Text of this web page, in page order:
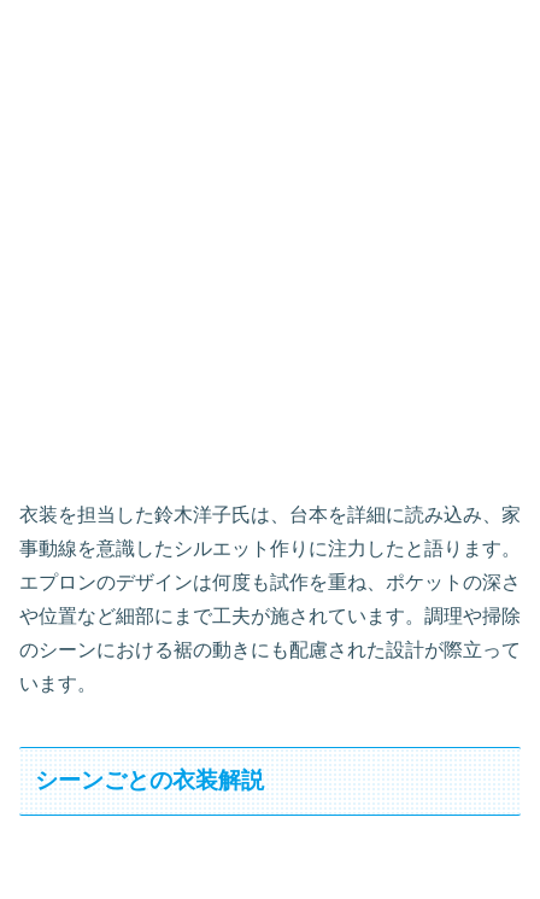
衣装を担当した鈴木洋子氏は、台本を詳細に読み込み、家
事動線を意識したシルエット作りに注力したと語ります。
エプロンのデザインは何度も試作を重ね、ポケットの深さ
や位置など細部にまで工夫が施されています。調理や掃除
のシーンにおける裾の動きにも配慮された設計が際立って
います。
シーンごとの衣装解説